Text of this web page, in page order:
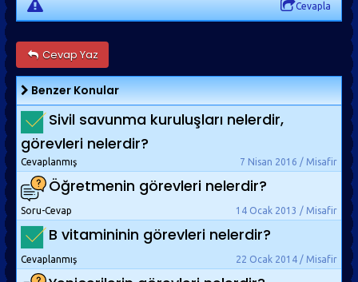
Cevapla
Cevap Yaz
Benzer Konular
Sivil savunma kuruluşları nelerdir,
görevleri nelerdir?
7 Nisan 2016 / Misafir
Cevaplanmış
Öğretmenin görevleri nelerdir?
14 Ocak 2013 / Misafir
Soru-Cevap
B vitamininin görevleri nelerdir?
22 Ocak 2014 / Misafir
Cevaplanmış